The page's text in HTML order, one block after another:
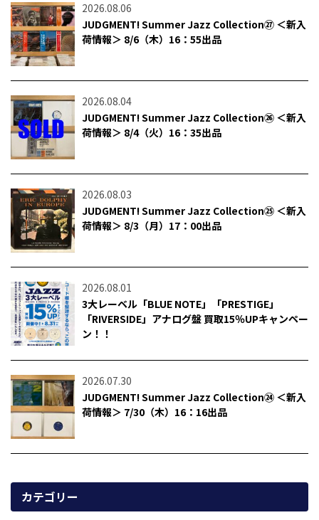
2026.08.06
JUDGMENT! Summer Jazz Collection㉗ ＜新入
荷情報＞ 8/6（木）16：55出品
2026.08.04
JUDGMENT! Summer Jazz Collection㉖ ＜新入
荷情報＞ 8/4（火）16：35出品
2026.08.03
JUDGMENT! Summer Jazz Collection㉕ ＜新入
荷情報＞ 8/3（月）17：00出品
2026.08.01
3大レーベル「BLUE NOTE」「PRESTIGE」
「RIVERSIDE」アナログ盤 買取15％UPキャンペー
ン！！
2026.07.30
JUDGMENT! Summer Jazz Collection㉔ ＜新入
荷情報＞ 7/30（木）16：16出品
カテゴリー